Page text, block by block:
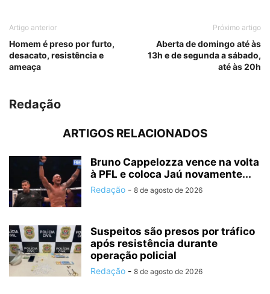
Artigo anterior
Homem é preso por furto,
desacato, resistência e
ameaça
Próximo artigo
Aberta de domingo até às
13h e de segunda a sábado,
até às 20h
Redação
ARTIGOS RELACIONADOS
Bruno Cappelozza vence na volta
à PFL e coloca Jaú novamente...
Redação - 8 de agosto de 2026
Suspeitos são presos por tráfico
após resistência durante
operação policial
Redação - 8 de agosto de 2026